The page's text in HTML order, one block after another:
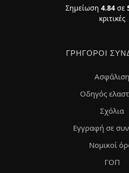
Σημείωση 4.84σε
κριτικές
ΓΡΉΓΟΡΟΙ
Ασφάλιση
Οδηγός
Σχόλια
Εγγραφή σε
Νομικοί
ΓΟΠ